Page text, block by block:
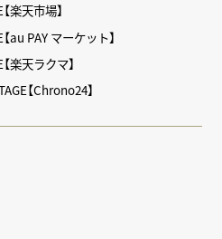
楽天市場】
au PAY マーケット】
楽天ラクマ】
【Chrono24】